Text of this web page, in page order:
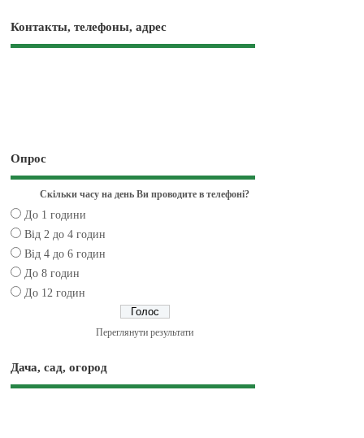
Контакты, телефоны, адрес
Опрос
Скільки часу на день Ви проводите в телефоні?
До 1 години
Від 2 до 4 годин
Від 4 до 6 годин
До 8 годин
До 12 годин
Переглянути результати
Дача, сад, огород